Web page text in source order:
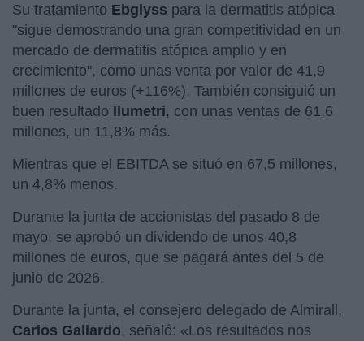
Su tratamiento Ebglyss para la dermatitis atópica
"sigue demostrando una gran competitividad en un
mercado de dermatitis atópica amplio y en
crecimiento", como unas venta por valor de 41,9
millones de euros (+116%). También consiguió un
buen resultado Ilumetri, con unas ventas de 61,6
millones, un 11,8% más.
Mientras que el EBITDA se situó en 67,5 millones,
un 4,8% menos.
Durante la junta de accionistas del pasado 8 de
mayo, se aprobó un dividendo de unos 40,8
millones de euros, que se pagará antes del 5 de
junio de 2026.
Durante la junta, el consejero delegado de Almirall,
Carlos Gallardo, señaló: «Los resultados nos